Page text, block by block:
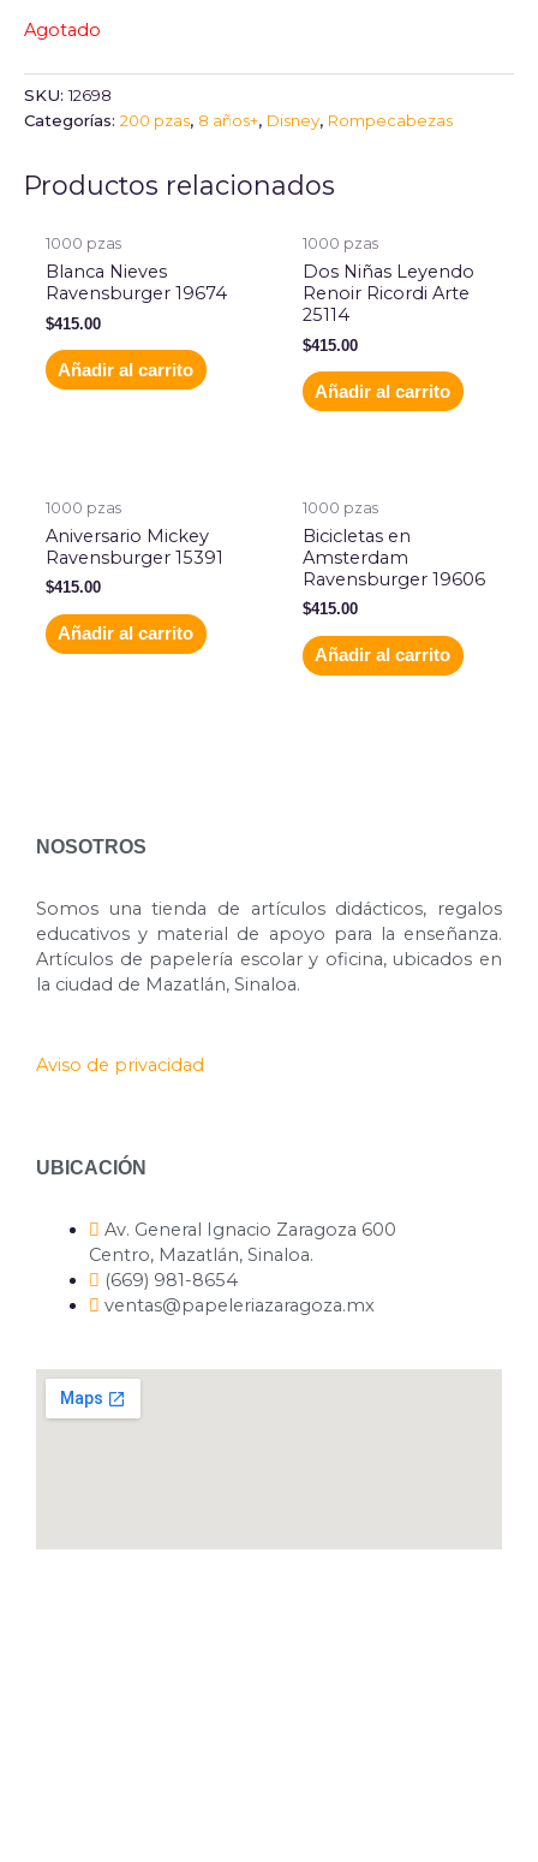
Agotado
SKU:12698
Categorías: 200 pzas, 8 años+, Disney, Rompecabezas
Productos relacionados
1000 pzas
Blanca Nieves
Ravensburger 19674
$415.00
Añadir al carrito
1000 pzas
Dos Niñas Leyendo
Renoir Ricordi Arte
25114
$415.00
Añadir al carrito
1000 pzas
Aniversario Mickey
Ravensburger 15391
$415.00
Añadir al carrito
1000 pzas
Bicicletas en
Amsterdam
Ravensburger 19606
$415.00
Añadir al carrito
NOSOTROS
Somos una tienda de artículos didácticos, regalos
educativos y material de apoyo para la enseñanza.
Artículos de papelería escolar y oficina, ubicados en
la ciudad de Mazatlán, Sinaloa.
Aviso de privacidad
UBICACIÓN
Av. General Ignacio Zaragoza 600
Centro, Mazatlán, Sinaloa.
(669) 981-8654
ventas@papeleriazaragoza.mx